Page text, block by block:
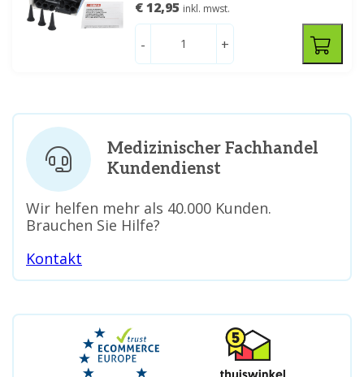
€ 12,95 inkl. mwst.
- +
Medizinischer Fachhandel
Kundendienst
Wir helfen mehr als 40.000 Kunden.
Brauchen Sie Hilfe?
Kontakt